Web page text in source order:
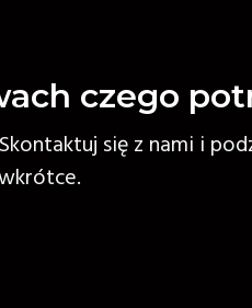
czego
się z nami i